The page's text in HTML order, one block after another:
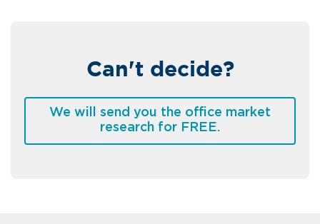
Can't decide?
We will send you the office market
research for FREE.